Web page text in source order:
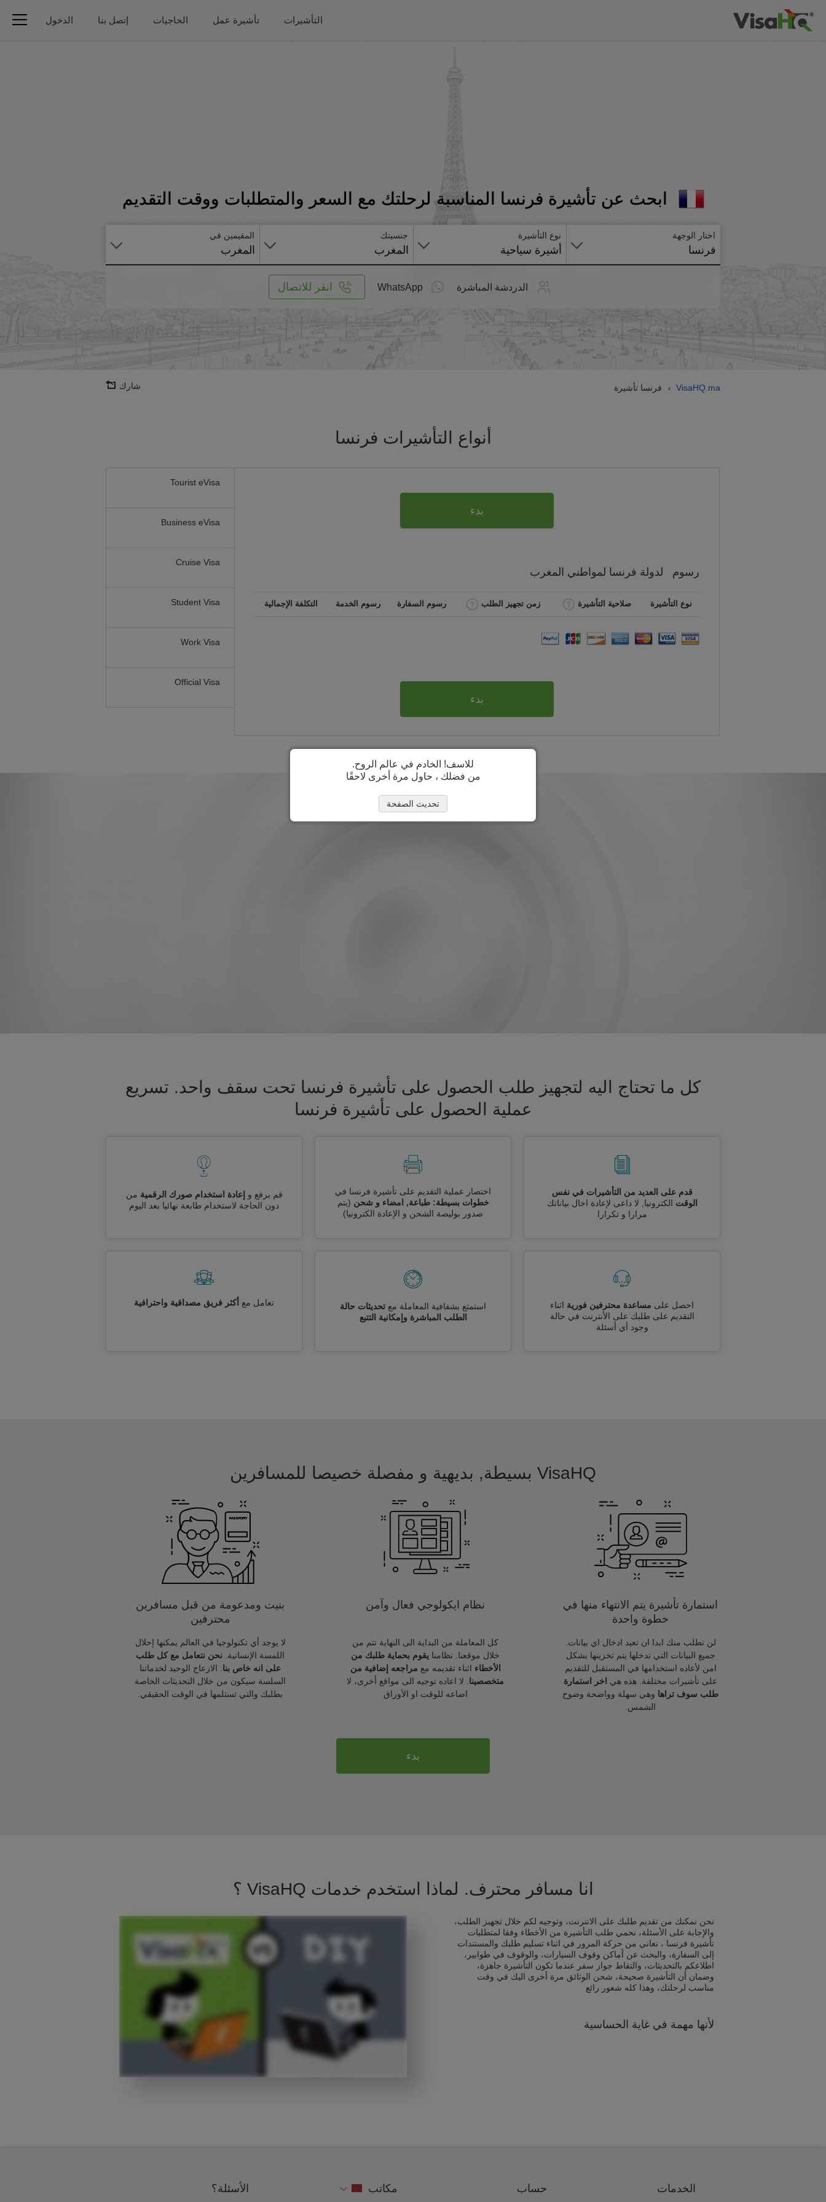
التأشيرات تأشيرة عمل الحاجيات إتصل بنا الدخول
ابحث عن تأشيرة فرنسا المناسبة لرحلتك مع السعر والمتطلبات ووقت التقديم
اختار الوجهة
فرنسا
نوع التأشيرة
أشيرة سياحية
جنسيتك
المغرب
المقيمين في
المغرب
الدردشة المباشرة WhatsApp انقر للاتصال
VisaHQ.ma
› فرنسا تأشيرة شارك
أنواع التأشيرات فرنسا
Tourist eVisa
Business eVisa
Cruise Visa
Student Visa
Work Visa
Official Visa
بدء
رسوم لدولة فرنسا لمواطني المغرب
نوع التأشيرة صلاحية التأشيرة زمن تجهيز الطلب رسوم السفارة رسوم الخدمة التكلفة الإجمالية
بدء
كل ما تحتاج اليه لتجهيز طلب الحصول على تأشيرة فرنسا تحت سقف واحد. تسريع
عملية الحصول على تأشيرة فرنسا
قدم على العديد من التأشيرات في نفس
الوقت الكترونيا, لا داعى لإعادة اخال بياناتك
مرارا و تكرارا
اختصار عملية التقديم على تأشيرة فرنسا في
خطوات بسيطة: طباعة, امضاء و شحن (يتم
صدور بوليصة الشحن و الإعادة الكترونيا)
قم برفع و إعادة استخدام صورك الرقمية من
دون الحاجة لاستخدام طابعة نهائيا بعد اليوم
احصل على مساعدة محترفين فورية اثناء
التقديم على طلبك على الأنترنت في حالة
وجود أي أسئلة
استمتع بشفافية المعاملة مع تحديثات حالة
الطلب المباشرة وإمكانية التتبع
تعامل مع أكثر فريق مصداقية واحترافية
VisaHQ بسيطة, بديهية و مفصلة خصيصا للمسافرين
استمارة تأشيرة يتم الانتهاء منها في
خطوة واحدة
لن نطلب منك ابدا ان تعيد ادخال اي بيانات.
جميع البيانات التي تدخلها يتم تخزينها بشكل
امن لأعاده استخدامها في المستقبل للتقديم
على تأشيرات مختلفة. هذه هي
اخر استمارة
طلب سوف تراها وهي سهلة وواضحة وضوح
الشمس.
نظام ايكولوجي فعال وآمن
كل المعاملة من البداية الى النهاية تتم من
خلال موقعنا. نظامنا يقوم بحماية طلبك من
الأخطاء اثناء تقديمه مع مراجعه إضافية من
متخصصينا . لا اعاده توجيه الى مواقع أخرى، لا
اضاعه للوقت او الأوراق
بنيت ومدعومة من قبل مسافرين
محترفين
لا يوجد أي تكنولوجيا في العالم يمكنها إحلال
اللمسة الإنسانية. نحن نتعامل مع كل طلب
على انه خاص بنا . الازعاج الوحيد لخدماتنا
السلسة سيكون من خلال التحديثات الخاصة
بطلبك والتي تستلمها في الوقت الحقيقي.
بدء
انا مسافر محترف. لماذا استخدم خدمات VisaHQ ؟
نحن نمكنك من تقديم طلبك على الانترنت، وتوجيه لكم خلال تجهيز الطلب،
والإجابة على الأسئلة، نحمي طلب التأشيرة من الأخطاء وفقا لمتطلبات
تأشيرة فرنسا ، نعاني من حركة المرور في اثناء تسليم طلبك والمستندات
إلى السفارة، والبحث عن أماكن وقوف السيارات، والوقوف في طوابير،
اطلاعكم بالتحديثات، والتقاط جواز سفر عندما تكون التأشيرة جاهزة،
وضمان أن التأشيرة صحيحة، شحن الوثائق مرة أخرى اليك في وقت
مناسب لرحلتك، وهذا كله شعور رائع
لأنها مهمة في غاية الحساسية
للاسف! الخادم في عالم الروح.
من فضلك ، حاول مرة أخرى لاحقًا
تحديث الصفحة
الخدمات حساب مكاتب الأسئلة؟